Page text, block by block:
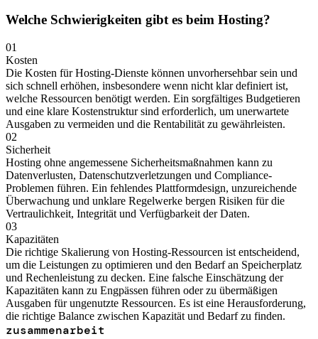
Welche Schwierigkeiten gibt es beim Hosting?
01
Kosten
Die Kosten für Hosting-Dienste können unvorhersehbar sein und
sich schnell erhöhen, insbesondere wenn nicht klar definiert ist,
welche Ressourcen benötigt werden. Ein sorgfältiges Budgetieren
und eine klare Kostenstruktur sind erforderlich, um unerwartete
Ausgaben zu vermeiden und die Rentabilität zu gewährleisten.
02
Sicherheit
Hosting ohne angemessene Sicherheitsmaßnahmen kann zu
Datenverlusten, Datenschutzverletzungen und Compliance-
Problemen führen. Ein fehlendes Plattformdesign, unzureichende
Überwachung und unklare Regelwerke bergen Risiken für die
Vertraulichkeit, Integrität und Verfügbarkeit der Daten.
03
Kapazitäten
Die richtige Skalierung von Hosting-Ressourcen ist entscheidend,
um die Leistungen zu optimieren und den Bedarf an Speicherplatz
und Rechenleistung zu decken. Eine falsche Einschätzung der
Kapazitäten kann zu Engpässen führen oder zu übermäßigen
Ausgaben für ungenutzte Ressourcen. Es ist eine Herausforderung,
die richtige Balance zwischen Kapazität und Bedarf zu finden.
zusammenarbeit